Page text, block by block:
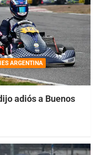
ARGENTINA
adiós a Buenos